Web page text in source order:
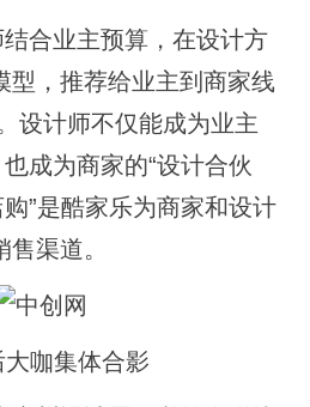
结合业主预算，在设计方
型，推荐给业主到商家线
设计师不仅能成为业主
成为商家的“设计合伙
购”是酷家乐为商家和设计
渠道。
咖集体合影